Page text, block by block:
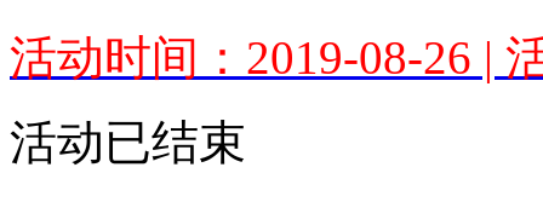
活动时间：2019-08-26 |
活动已结束